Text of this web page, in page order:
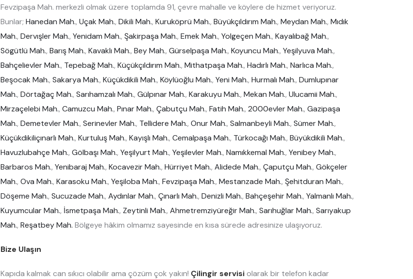
Fevzipaşa Mah. merkezli olmak üzere toplamda 91, çevre mahalle ve köylere de hizmet veriyoruz.
Bunlar; Hanedan Mah., Uçak Mah., Dikili Mah., Kuruköprü Mah., Büyükçıldırım Mah., Meydan Mah., Mıdık
Mah., Dervışler Mah., Yenidam Mah., Şakirpaşa Mah., Emek Mah., Yolgeçen Mah., Kayalıbağ Mah.,
Sögütlü Mah., Barış Mah., Kavaklı Mah., Bey Mah., Gürselpaşa Mah., Koyuncu Mah., Yeşilyuva Mah.,
Bahçelievler Mah., Tepebağ Mah., Küçükçıldırım Mah., Mithatpaşa Mah., Hadırlı Mah., Narlıca Mah.,
Beşocak Mah., Sakarya Mah., Küçükdikili Mah., Köylüoğlu Mah., Yeni Mah., Hurmalı Mah., Dumlupınar
Mah., Dörtağaç Mah., Sarıhamzalı Mah., Gülpınar Mah., Karakuyu Mah., Mekan Mah., Ulucamii Mah.,
Mirzaçelebi Mah., Camuzcu Mah., Pınar Mah., Çabutçu Mah., Fatih Mah., 2000evler Mah., Gazipaşa
Mah., Demetevler Mah., Serinevler Mah., Tellidere Mah., Onur Mah., Salmanbeyli Mah., Sümer Mah.,
Küçükdikiliçınarlı Mah., Kurtuluş Mah., Kayışlı Mah., Cemalpaşa Mah., Türkocağı Mah., Büyükdikili Mah.,
Havuzlubahçe Mah., Gölbaşı Mah., Yeşilyurt Mah., Yeşilevler Mah., Namıkkemal Mah., Yenibey Mah.,
Barbaros Mah., Yenibaraj Mah., Kocavezir Mah., Hürriyet Mah., Alidede Mah., Çaputçu Mah., Gökçeler
Mah., Ova Mah., Karasoku Mah., Yeşiloba Mah., Fevzipaşa Mah., Mestanzade Mah., Şehitduran Mah.,
Döşeme Mah., Sucuzade Mah., Aydınlar Mah., Çınarlı Mah., Denizli Mah., Bahçeşehir Mah., Yalmanlı Mah.,
Kuyumcular Mah., İsmetpaşa Mah., Zeytinli Mah., Ahmetremziyüreğir Mah., Sarıhuğlar Mah., Sarıyakup
Mah., Reşatbey Mah. Bölgeye hâkim olmamız sayesinde en kısa sürede adresinize ulaşıyoruz.
Bize Ulaşın
Kapıda kalmak can sıkıcı olabilir ama çözüm çok yakın! Çilingir servisiolarak bir telefon kadar